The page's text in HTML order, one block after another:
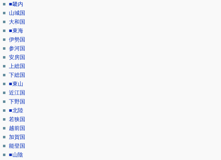
ョ
ン
メ
ニ
ュ
ー
■畿内
山城国
大和国
■東海
伊勢国
参河国
安房国
上総国
下総国
■東山
近江国
下野国
■北陸
若狭国
越前国
加賀国
能登国
■山陰